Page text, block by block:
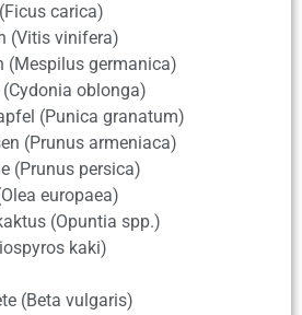
carica)
(Vitis vinifera)
(Mespilus germanica)
(Cydonia oblonga)
(Punica granatum)
(Prunus armeniaca)
(Prunus persica)
europaea)
(Opuntia spp.)
kaki)
(Beta vulgaris)